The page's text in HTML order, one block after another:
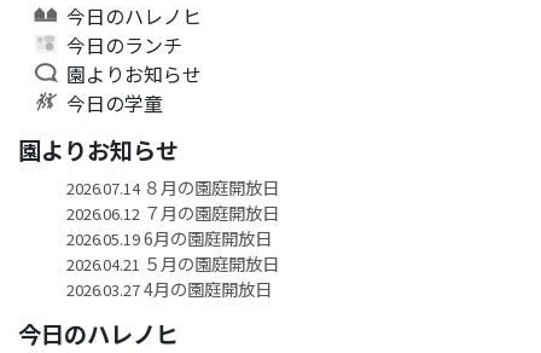
今日のハレノヒ
今日のランチ
園よりお知らせ
今日の学童
園よりお知らせ
2026.07.14８月の園庭開放日
2026.06.12７月の園庭開放日
2026.05.196月の園庭開放日
2026.04.21 ５月の園庭開放日
2026.03.274月の園庭開放日
今日のハレノヒ